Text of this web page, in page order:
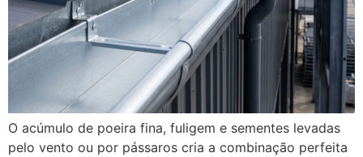
O acúmulo de poeira fina, fuligem e sementes levadas
pelo vento ou por pássaros cria a combinação perfeita